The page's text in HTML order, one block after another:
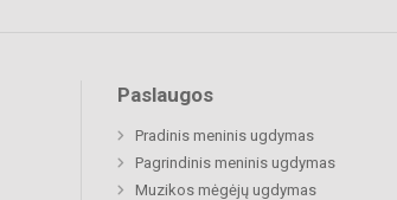
Paslaugos
Pradinis meninis ugdymas
Pagrindinis meninis ugdymas
Muzikos mėgėjų ugdymas